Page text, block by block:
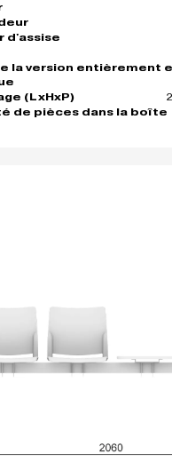
d'assise
la version entièrement
(LxHxP)
de pièces dans la boîte